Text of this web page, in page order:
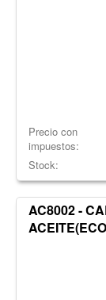
Precio con
impuestos:
Stock:
AC8002 -